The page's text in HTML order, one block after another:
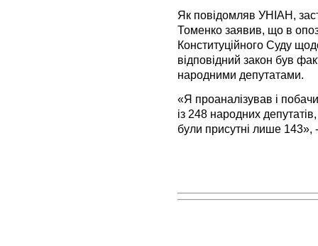
Як повідомляв УНІАН,
Томенко заявив, що в
Конституційного Суду
відповідний закон був
народними депутатами.
«Я проаналізував і
із 248 народних
були присутні лише